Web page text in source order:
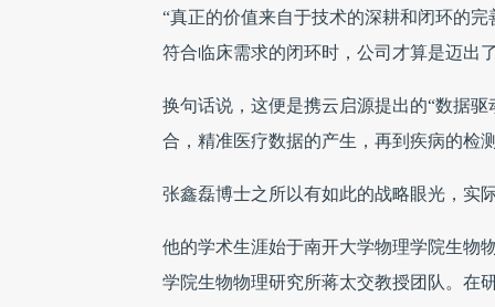
“真正的价值来自于技术的深耕和闭环的
符合临床需求的闭环时，公司才算是迈出
换句话说，这便是携云启源提出的“数据
合，精准医疗数据的产生，再到疾病的检
张鑫磊博士之所以有如此的战略眼光，实
他的学术生涯始于南开大学物理学院生物
学院生物物理研究所蒋太交教授团队。在